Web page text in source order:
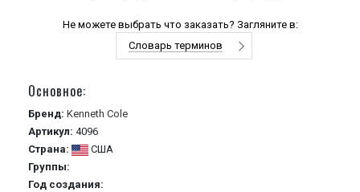
Не можете выбрать что заказать? Загляните в:
Словарь терминов
Основное:
Бренд: Kenneth Cole
Артикул: 4096
Страна:
США
Группы:
Год создания: